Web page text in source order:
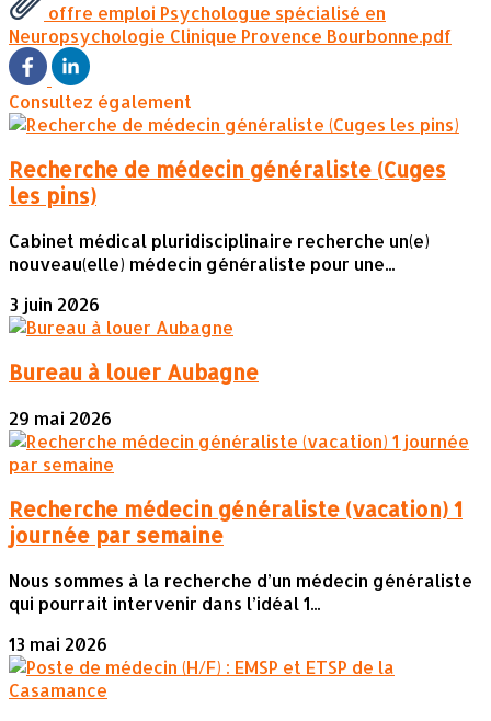
offre emploi Psychologue spécialisé en
Neuropsychologie Clinique Provence Bourbonne.pdf
Consultez également
Recherche de médecin généraliste (Cuges
les pins)
Cabinet médical pluridisciplinaire recherche un(e)
nouveau(elle) médecin généraliste pour une...
3 juin 2026
Bureau à louer Aubagne
29 mai 2026
Recherche médecin généraliste (vacation) 1
journée par semaine
Nous sommes à la recherche d’un médecin généraliste
qui pourrait intervenir dans l’idéal 1...
13 mai 2026